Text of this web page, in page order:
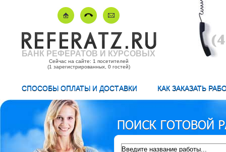
БАНК РЕФЕРАТОВ И КУРСОВЫХ
Сейчас на сайте: 1 посетителей
(1 зарегистрированных, 0 гостей)
СПОСОБЫ ОПЛАТЫ И ДОСТАВКИ КАК ЗАКАЗАТЬ